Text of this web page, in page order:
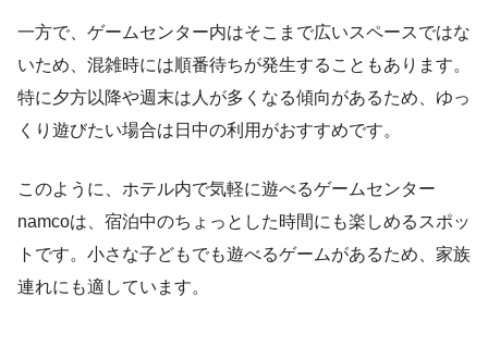
一方で、ゲームセンター内はそこまで広いスペースではな
いため、混雑時には順番待ちが発生することもあります。
特に夕方以降や週末は人が多くなる傾向があるため、ゆっ
くり遊びたい場合は日中の利用がおすすめです。
このように、ホテル内で気軽に遊べるゲームセンター
namcoは、宿泊中のちょっとした時間にも楽しめるスポッ
トです。小さな子どもでも遊べるゲームがあるため、家族
連れにも適しています。